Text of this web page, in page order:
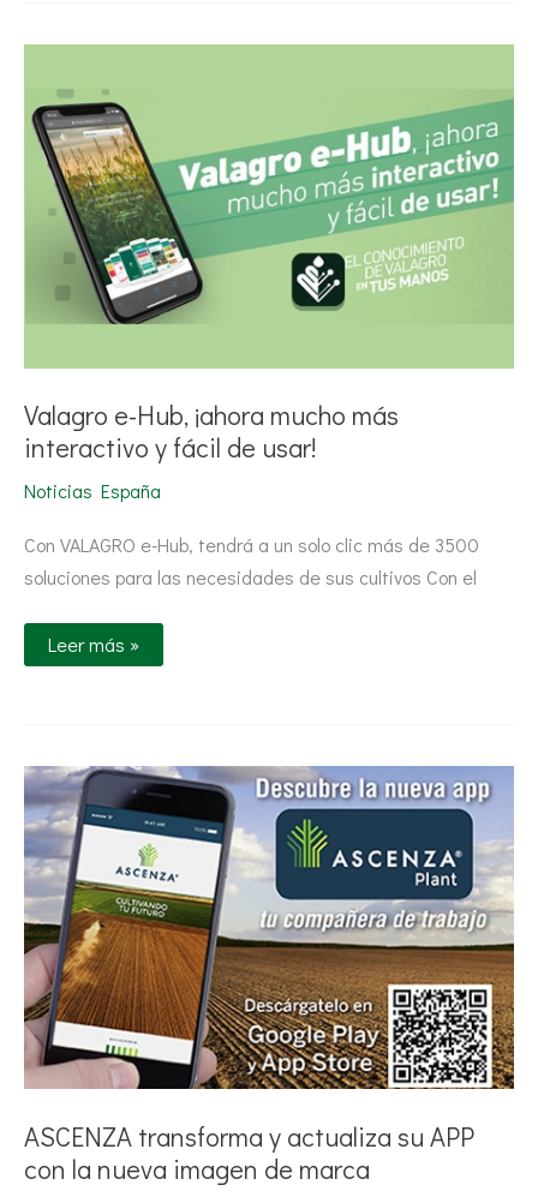
Valagro e-Hub, ¡ahora mucho más
interactivo y fácil de usar!
Noticias España
Con VALAGRO e-Hub, tendrá a un solo clic más de 3500
soluciones para las necesidades de sus cultivos Con el
Valagro
Hub,
¡ahora
mucho
más
interactivo
y
fácil
de
usar!
Leer más »
ASCENZA transforma y actualiza su APP
con la nueva imagen de marca
ASCENZA
transforma
y
actualiza
su
APP
con
la
nueva
imagen
de
marca